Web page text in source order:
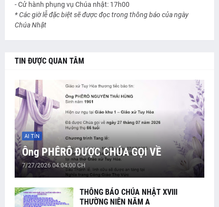
- Cử hành phụng vụ Chúa nhật: 17h00
* Các giờ lễ đặc biệt sẽ được đọc trong thông báo của ngày
Chúa Nhật
TIN ĐƯỢC QUAN TÂM
AI TÍN
Ông PHÊRÔ ĐƯỢC CHÚA GỌI VỀ
7/27/2026 04:04:00 CH
THÔNG BÁO CHÚA NHẬT XVIII
THƯỜNG NIÊN NĂM A